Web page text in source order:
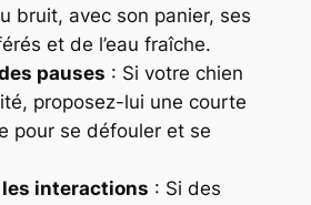
bruit, avec son panier, ses
et de l’eau fraîche.
pauses : Si votre chien
proposez-lui une courte
pour se défouler et se
interactions : Si des